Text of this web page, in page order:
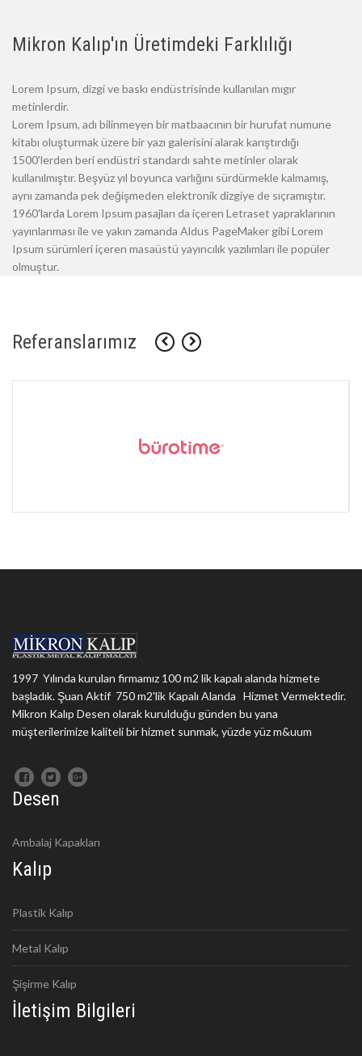
Mikron Kalıp'ın Üretimdeki Farklılığı
Lorem Ipsum, dizgi ve baskı endüstrisinde kullanılan mıgır
metinlerdir.
Lorem Ipsum, adı bilinmeyen bir matbaacının bir hurufat numune
kitabı oluşturmak üzere bir yazı galerisini alarak karıştırdığı
1500'lerden beri endüstri standardı sahte metinler olarak
kullanılmıştır. Beşyüz yıl boyunca varlığını sürdürmekle kalmamış,
aynı zamanda pek değişmeden elektronik dizgiye de sıçramıştır.
1960'larda Lorem Ipsum pasajları da içeren Letraset yapraklarının
yayınlanması ile ve yakın zamanda Aldus PageMaker gibi Lorem
Ipsum sürümleri içeren masaüstü yayıncılık yazılımları ile popüler
olmuştur.
Referanslarımız
1997 Yılında kurulan firmamız 100 m2 lik kapalı alanda hizmete
başladık. Şuan Aktif 750 m2'lik Kapalı Alanda Hizmet Vermektedir.
Mikron Kalıp Desen olarak kurulduğu günden bu yana
müşterilerimize kaliteli bir hizmet sunmak, yüzde yüz m&uum
Desen
Ambalaj Kapakları
Kalıp
Plastik Kalıp
Metal Kalıp
Şişirme Kalıp
İletişim Bilgileri